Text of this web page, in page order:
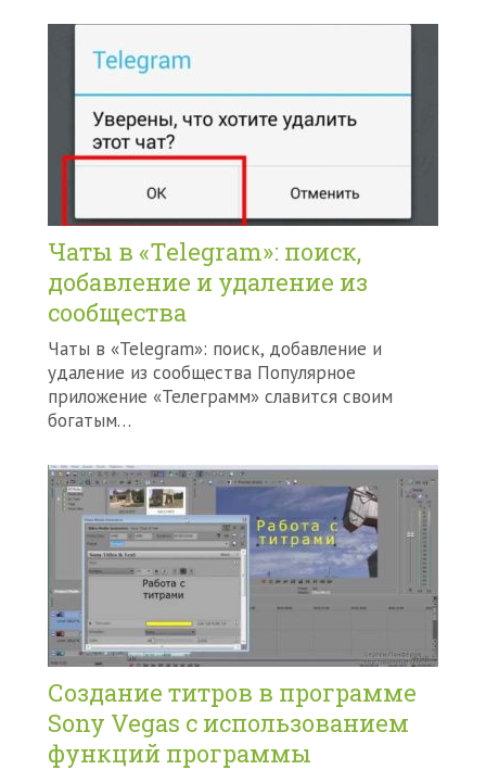
Чаты в «Telegram»: поиск,
добавление и удаление из
сообщества
Чаты в «Telegram»: поиск, добавление и
удаление из сообщества Популярное
приложение «Телеграмм» славится своим
богатым…
Создание титров в программе
Sony Vegas с использованием
функций программы